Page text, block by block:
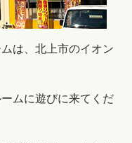
は、北上市のイオン
ムに遊びに来てくだ